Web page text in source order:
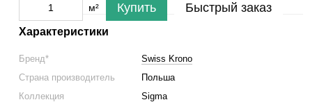
м² Купить Быстрый заказ
Характеристики
Бренд*
Swiss Krono
Страна производитель
Польша
Коллекция
Sigma